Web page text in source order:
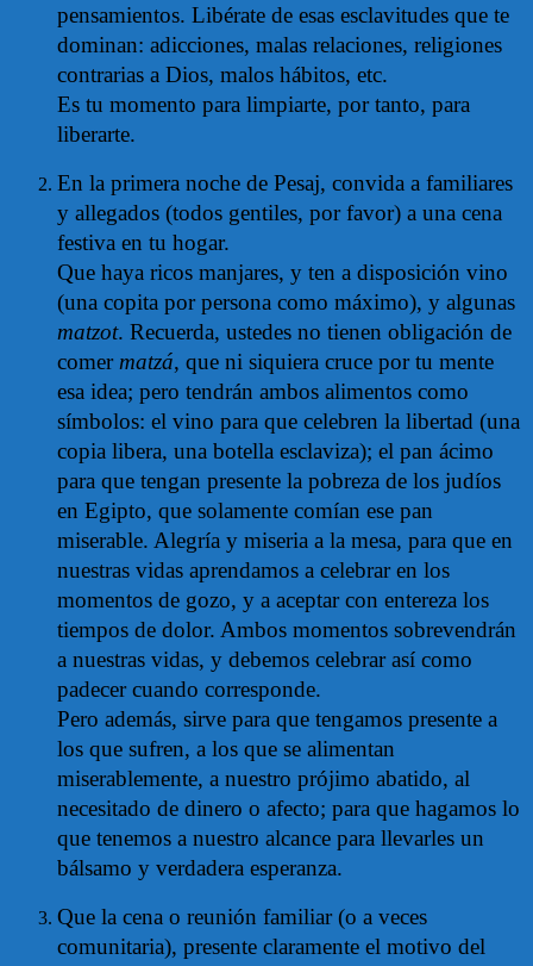
pensamientos. Libérate de esas esclavitudes que te
dominan: adicciones, malas relaciones, religiones
contrarias a Dios, malos hábitos, etc.
Es tu momento para limpiarte, por tanto, para
liberarte.
En la primera noche de Pesaj, convida a familiares
y allegados (todos gentiles, por favor) a una cena
festiva en tu hogar.
Que haya ricos manjares, y ten a disposición vino
(una copita por persona como máximo), y algunas
matzot. Recuerda, ustedes no tienen obligación de
comer matzá, que ni siquiera cruce por tu mente
esa idea; pero tendrán ambos alimentos como
símbolos: el vino para que celebren la libertad (una
copia libera, una botella esclaviza); el pan ácimo
para que tengan presente la pobreza de los judíos
en Egipto, que solamente comían ese pan
miserable. Alegría y miseria a la mesa, para que en
nuestras vidas aprendamos a celebrar en los
momentos de gozo, y a aceptar con entereza los
tiempos de dolor. Ambos momentos sobrevendrán
a nuestras vidas, y debemos celebrar así como
padecer cuando corresponde.
Pero además, sirve para que tengamos presente a
los que sufren, a los que se alimentan
miserablemente, a nuestro prójimo abatido, al
necesitado de dinero o afecto; para que hagamos lo
que tenemos a nuestro alcance para llevarles un
bálsamo y verdadera esperanza.
Que la cena o reunión familiar (o a veces
comunitaria), presente claramente el motivo del